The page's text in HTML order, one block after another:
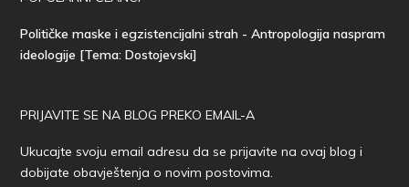
Političke maske i egzistencijalni strah - Antropologija naspram
ideologije [Tema: Dostojevski]
PRIJAVITE SE NA BLOG PREKO EMAIL-A
Ukucajte svoju email adresu da se prijavite na ovaj blog i
dobijate obavještenja o novim postovima.